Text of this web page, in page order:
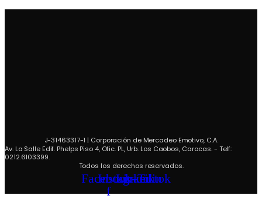
J-31463317-1 | Corporación de Mercadeo Emotivo, C.A.
Av. La Salle Edif. Phelps Piso 4, Ofic. PL, Urb. Los Caobos, Caracas. - Telf:
0212.6103399.
Todos los derechos reservados.
Facebook-
f
Instagram
Linkedin
Tiktok